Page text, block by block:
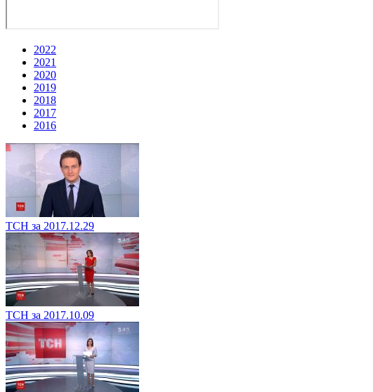
2022
2021
2020
2019
2018
2017
2016
ТСН за 2017.12.29
ТСН за 2017.10.09